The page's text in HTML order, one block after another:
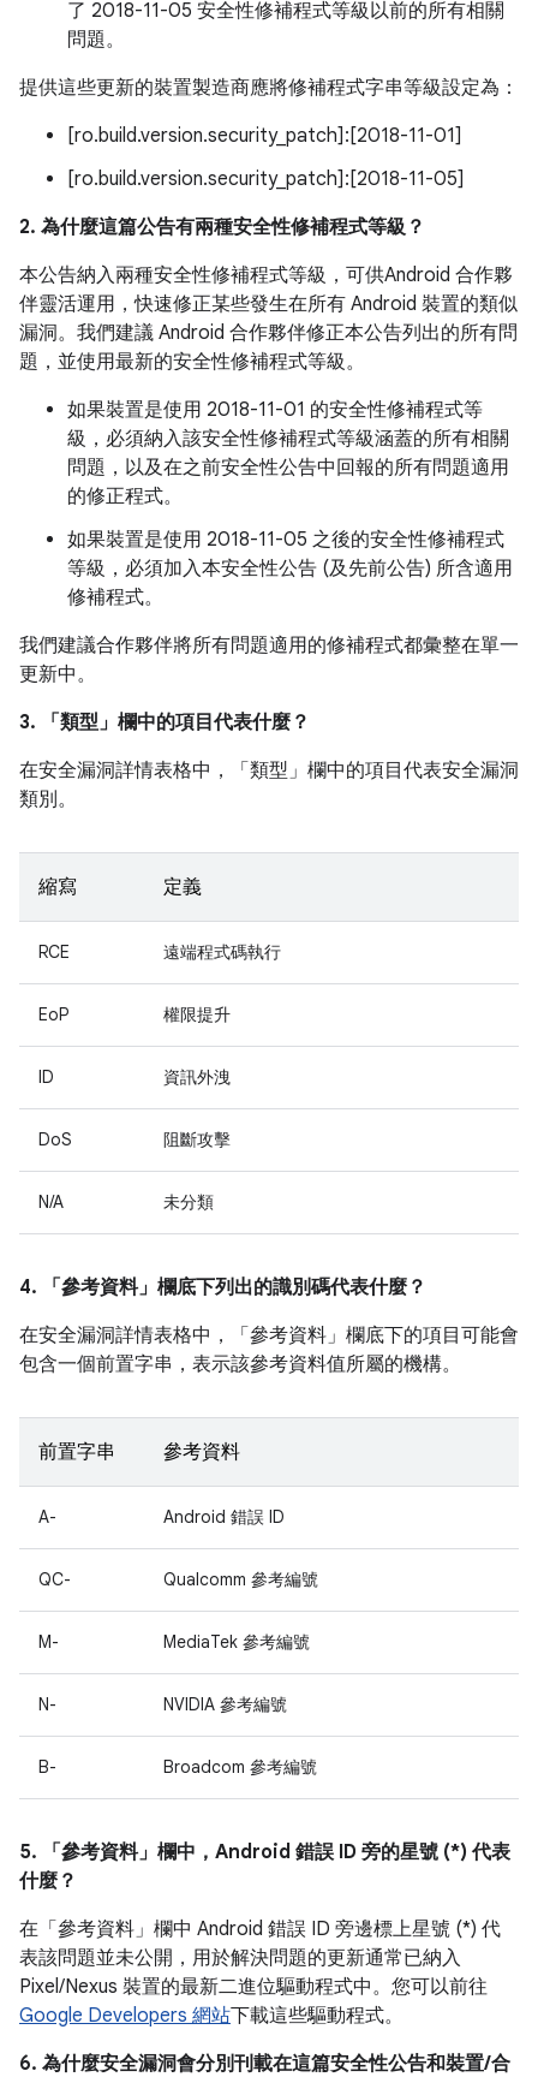
了 2018-11-05 安全性修補程式等級以前的所有相關
問題。
提供這些更新的裝置製造商應將修補程式字串等級設定為：
[ro.build.version.security_patch]:[2018-11-01]
[ro.build.version.security_patch]:[2018-11-05]
2. 為什麼這篇公告有兩種安全性修補程式等級？
本公告納入兩種安全性修補程式等級，可供Android 合作夥
伴靈活運用，快速修正某些發生在所有 Android 裝置的類似
漏洞。我們建議 Android 合作夥伴修正本公告列出的所有問
題，並使用最新的安全性修補程式等級。
如果裝置是使用 2018-11-01 的安全性修補程式等
級，必須納入該安全性修補程式等級涵蓋的所有相關
問題，以及在之前安全性公告中回報的所有問題適用
的修正程式。
如果裝置是使用 2018-11-05 之後的安全性修補程式
等級，必須加入本安全性公告 (及先前公告) 所含適用
修補程式。
我們建議合作夥伴將所有問題適用的修補程式都彙整在單一
更新中。
3. 「類型」 欄中的項目代表什麼？
在安全漏洞詳情表格中，「類型」 欄中的項目代表安全漏洞
類別。
縮寫 定義
RCE 遠端程式碼執行
EoP 權限提升
ID 資訊外洩
DoS 阻斷攻擊
N/A 未分類
4. 「參考資料」 欄底下列出的識別碼代表什麼？
在安全漏洞詳情表格中，「參考資料」 欄底下的項目可能會
包含一個前置字串，表示該參考資料值所屬的機構。
前置字串 參考資料
A- Android 錯誤 ID
QC- Qualcomm 參考編號
M- MediaTek 參考編號
N- NVIDIA 參考編號
B- Broadcom 參考編號
5. 「參考資料」 欄中，Android 錯誤 ID 旁的星號 (*) 代表
什麼？
在「參考資料」 欄中 Android 錯誤 ID 旁邊標上星號 (*) 代
表該問題並未公開，用於解決問題的更新通常已納入
Pixel/Nexus 裝置的最新二進位驅動程式中。您可以前往
Google Developers 網站下載這些驅動程式。
6. 為什麼安全漏洞會分別刊載在這篇安全性公告和裝置/合